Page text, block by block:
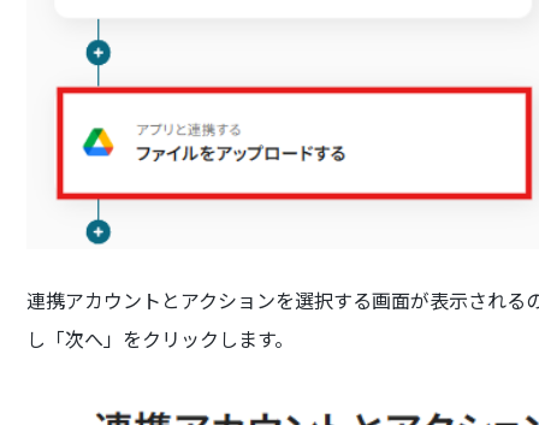
連携アカウントとアクションを選択する画面が表示され
し「次へ」をクリックします。